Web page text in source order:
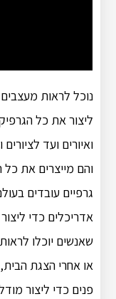
נוכל לראות
ליצור את כל
ואיורים ועד
והם מייצרים את
גרפיים עובדים
אדריכלים כדי
שאנשים יוכלו
או אחרי הצגת
פנים כדי ליצור